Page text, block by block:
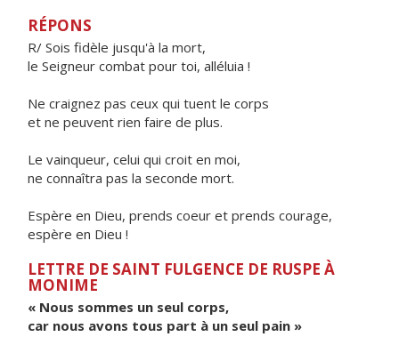
RÉPONS
R/ Sois fidèle jusqu'à la mort,
le Seigneur combat pour toi, alléluia !
Ne craignez pas ceux qui tuent le corps
et ne peuvent rien faire de plus.
Le vainqueur, celui qui croit en moi,
ne connaîtra pas la seconde mort.
Espère en Dieu, prends coeur et prends courage,
espère en Dieu !
LETTRE DE SAINT FULGENCE DE RUSPE À
MONIME
« Nous sommes un seul corps,
car nous avons tous part à un seul pain »